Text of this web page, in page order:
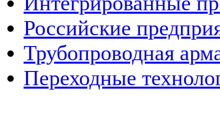
Российские
Трубопроводная
Переходные